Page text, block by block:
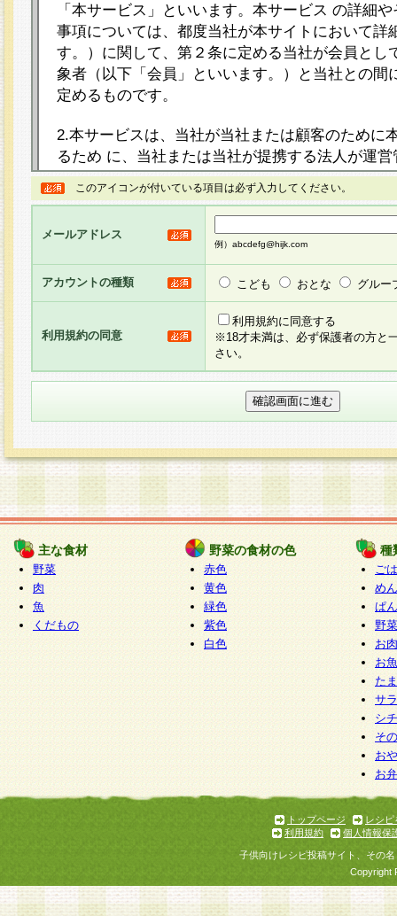
「本サービス」といいます。本サービス の詳細
事項については、都度当社が本サイトにおいて詳
す。）に関して、第２条に定める当社が会員とし
象者（以下「会員」といいます。）と当社との間
定めるものです。
2.本サービスは、当社が当社または顧客のために
るため に、当社または当社が提携する法人が運
ト（以下「本サイト」といいます。）上に本サー
ージを設け、会員がアンケー ト調査に回答する
し、その結果を当社が集計・分析その他の利用を
るものです。なお、本サービスは、それぞれの目
員に対して本サービスの依頼を行うこともあり、
た全ての会員に対して本サービスの依頼をすると
りま す。
3.当社は、会員の事前の承諾を得ることなく、当
方 法・手段にて、本規約を任意に制定、変更ま
きるものとします。改定後の本規約等は、本規約
に掲示したときに、その 他の諸規定については
てその効力を生じるものとします。
4.本規約は、会員登録希望者による会員登録手続
の当社による会員登録の承認が完了した時点で会
たものとみなされ、会員に対して適用されるもの
5.当社がお聞きする個人情報は、すべて会員登録
で提 供いただいたものと考えております。従っ
自らの個人情報の提供を希望されない場合には、
をお預かりいたしません が、提供されないこと
商品やサービス等をご利用いただけない場合があ
了承ください。
6.当社は、お客様から当社が保有している個人情
加・ 利用停止等を求められた場合には、ご本人
て確認できた場合に限り、法令に準拠して合理的
いただきます。なお、開示 請求等の請求先は個
ります。
1.会員とは、本規約等を承諾のうえ、当社所定の
了し、当社が承認した者、グループとします。な
が以下に該当する場合は会員登録をすることがで
このアイコンが付いている項目は必ず入力してください。
メールアドレス
例）abcdefg@hijk.com
アカウントの種類 こども おとな グルー
利用規約の同意
利用規約に同意する
※18才未満は、必ず保護者の方と
さい。
主な食材
野菜
肉
魚
くだもの
野菜の食材の色
赤色
黄色
緑色
紫色
白色
種
ご
めん
ぱん
野
お
お
た
サ
シ
そ
お
お
トップページ
レシピ
利用規約
個人情報保
子供向けレシピ投稿サイト、その
Copyright